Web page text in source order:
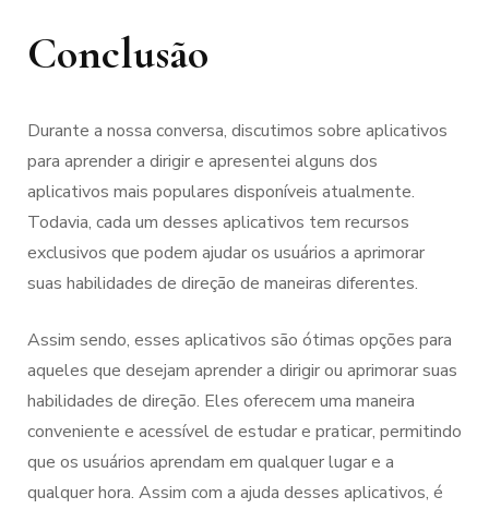
Conclusão
Durante a nossa conversa, discutimos sobre aplicativos
para aprender a dirigir e apresentei alguns dos
aplicativos mais populares disponíveis atualmente.
Todavia, cada um desses aplicativos tem recursos
exclusivos que podem ajudar os usuários a aprimorar
suas habilidades de direção de maneiras diferentes.
Assim sendo, esses aplicativos são ótimas opções para
aqueles que desejam aprender a dirigir ou aprimorar suas
habilidades de direção. Eles oferecem uma maneira
conveniente e acessível de estudar e praticar, permitindo
que os usuários aprendam em qualquer lugar e a
qualquer hora. Assim com a ajuda desses aplicativos, é